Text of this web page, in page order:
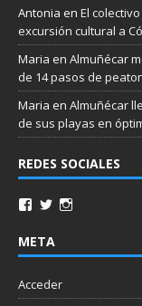
Antonia en El
excursión cultural a
Maria en Almuñécar
de 14 pasos de
Maria en Almuñécar
de sus playas en
REDES SOCIALES
META
Acceder